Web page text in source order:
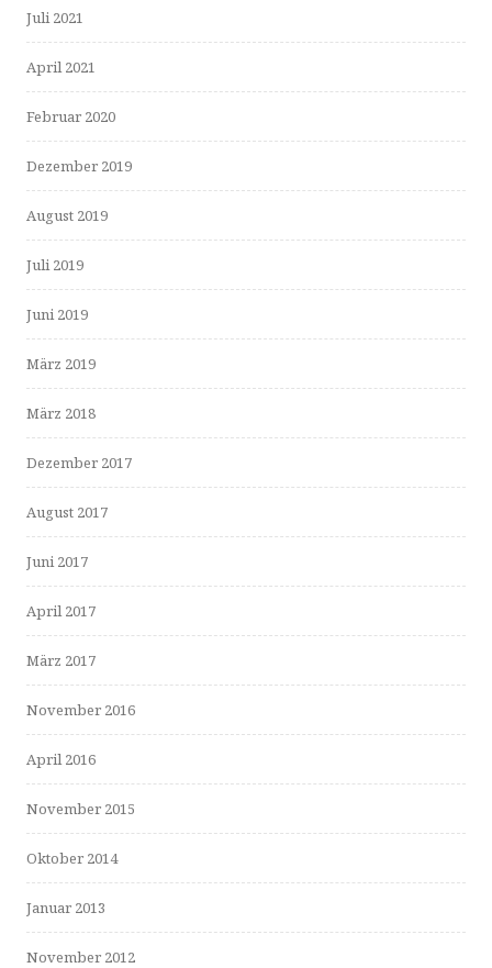
Juli 2021
April 2021
Februar 2020
Dezember 2019
August 2019
Juli 2019
Juni 2019
März 2019
März 2018
Dezember 2017
August 2017
Juni 2017
April 2017
März 2017
November 2016
April 2016
November 2015
Oktober 2014
Januar 2013
November 2012